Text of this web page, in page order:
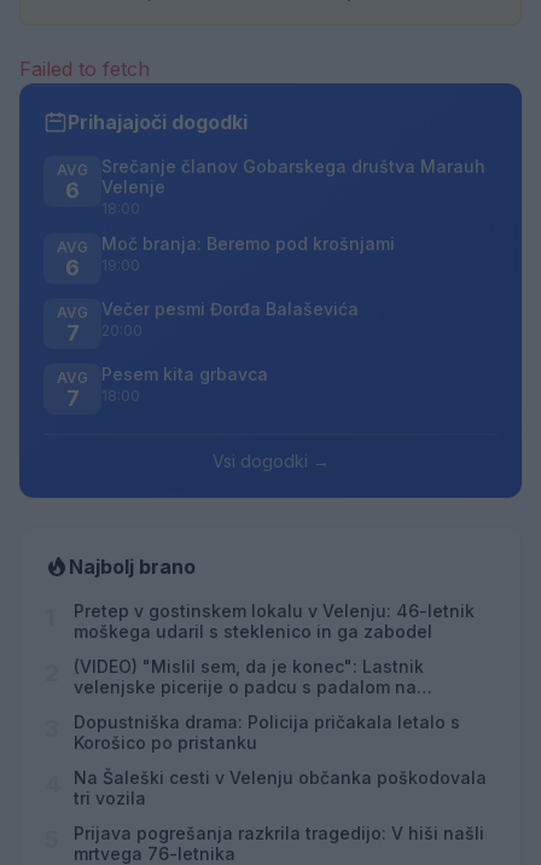
Failed to fetch
Prihajajoči dogodki
AVG
6
Srečanje članov Gobarskega društva Marauh
Velenje
18:00
AVG
6
Moč branja: Beremo pod krošnjami
19:00
AVG
7
Večer pesmi Đorđa Balaševića
20:00
AVG
7
Pesem kita grbavca
18:00
Vsi dogodki →
Najbolj brano
Pretep v gostinskem lokalu v Velenju: 46-letnik
moškega udaril s steklenico in ga zabodel
(VIDEO) "Mislil sem, da je konec": Lastnik
velenjske picerije o padcu s padalom na
Dopustniška drama: Policija pričakala letalo s
Korošico po pristanku
Na Šaleški cesti v Velenju občanka poškodovala
tri vozila
Prijava pogrešanja razkrila tragedijo: V hiši našli
mrtvega 76-letnika